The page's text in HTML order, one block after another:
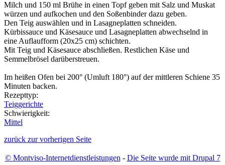
Milch und 150 ml Brühe in einen Topf geben mit Salz und Muskat
würzen und aufkochen und den Soßenbinder dazu geben.
Den Teig auswählen und in Lasagneplatten schneiden.
Kürbissauce und Käsesauce und Lasagneplatten abwechselnd in
eine Auflaufform (20x25 cm) schichten.
Mit Teig und Käsesauce abschließen. Restlichen Käse und
Semmelbrösel darüberstreuen.
Im heißen Ofen bei 200° (Umluft 180°) auf der mittleren Schiene 35
Minuten backen.
Rezepttyp:
Teiggerichte
Schwierigkeit:
Mittel
zurück zur vorherigen Seite
© Montviso-Internetdienstleistungen- Die Seite wurde mit Drupal 7